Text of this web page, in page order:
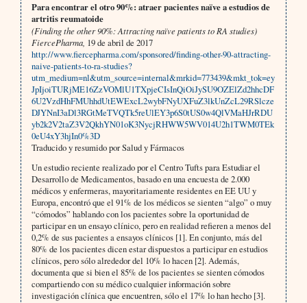
Para encontrar el otro 90%: atraer pacientes naïve a estudios de
artritis reumatoide
(Finding the other 90%: Attracting naïve patients to RA studies)
FiercePharma, 19 de abril de 2017
http://www.fiercepharma.com/sponsored/finding-other-90-attracting-
naive-patients-to-ra-studies?
utm_medium=nl&utm_source=internal&mrkid=773439&mkt_tok=ey
JpIjoiTURjME16ZzVOMlU1TXpjeCIsInQiOiJySU9OZElZd2hhcDF
6U2VzdHhFMUhhdUtEWExcL2wybFNyUXFuZ3lkUnZcL29RSlcze
DJYNnI3aDl3RGtMeTVQTk5reUlEY3p6S0tUS0w4QlVMaHJrRDU
yb2k2V2taZ3V2QkhYN01oK3NycjRHWW5WV014U2h1TWM0TEk
0eU4xY3hjIn0%3D
Traducido y resumido por Salud y Fármacos
Un estudio reciente realizado por el Centro Tufts para Estudiar el
Desarrollo de Medicamentos, basado en una encuesta de 2.000
médicos y enfermeras, mayoritariamente residentes en EE UU y
Europa, encontró que el 91% de los médicos se sienten “algo” o muy
“cómodos” hablando con los pacientes sobre la oportunidad de
participar en un ensayo clínico, pero en realidad refieren a menos del
0,2% de sus pacientes a ensayos clínicos [1]. En conjunto, más del
80% de los pacientes dicen estar dispuestos a participar en estudios
clínicos, pero sólo alrededor del 10% lo hacen [2]. Además,
documenta que si bien el 85% de los pacientes se sienten cómodos
compartiendo con su médico cualquier información sobre
investigación clínica que encuentren, sólo el 17% lo han hecho [3].